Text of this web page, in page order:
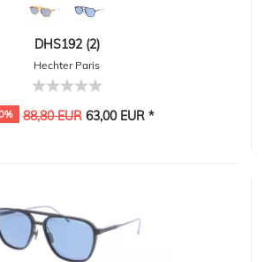
DHS192 (2)
Hechter Paris
88,80 EUR63,00 EUR *